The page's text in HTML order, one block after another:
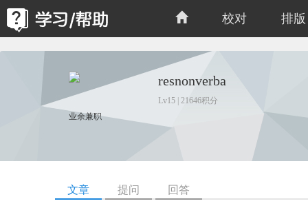
校对 排版
resnonverba
Lv15 | 21646积分
业余兼职
文章 提问 回答